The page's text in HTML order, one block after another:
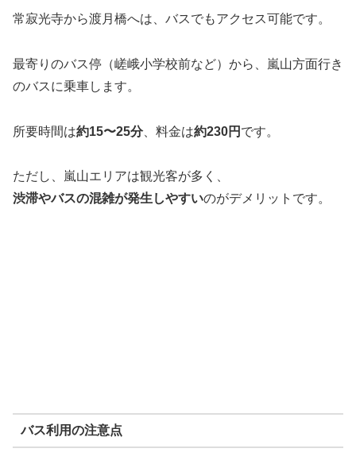
常寂光寺から渡月橋へは、バスでもアクセス可能です。
最寄りのバス停（嵯峨小学校前など）から、嵐山方面行き
のバスに乗車します。
所要時間は約15〜25分、料金は約230円 です。
ただし、嵐山エリアは観光客が多く、
渋滞やバスの混雑が発生しやすいのがデメリットです。
バス利用の注意点